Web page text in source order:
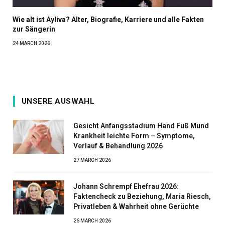
Wie alt ist Ayliva? Alter, Biografie, Karriere und alle Fakten
zur Sängerin
24 MARCH 2026
UNSERE AUSWAHL
Gesicht Anfangsstadium Hand Fuß Mund
Krankheit leichte Form – Symptome,
Verlauf & Behandlung 2026
27 MARCH 2026
Johann Schrempf Ehefrau 2026:
Faktencheck zu Beziehung, Maria Riesch,
Privatleben & Wahrheit ohne Gerüchte
26 MARCH 2026